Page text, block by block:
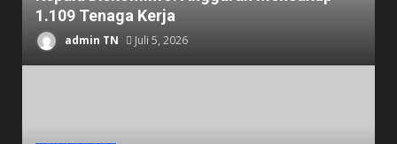
1.109 Tenaga Kerja
admin TN Juli 5, 2026